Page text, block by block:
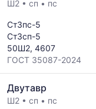
прайс-
листов
поставщиков
за
последний
рассчитывается
по
на
указанием
ГОСТ,
размеров
и
поставщиков
по
Ш2 • сп • пс
Ст3пс-5
Ст3сп-5
50Ш2, 4607
ГОСТ 35087-2024
Двутавр
Ш2 • сп • пс